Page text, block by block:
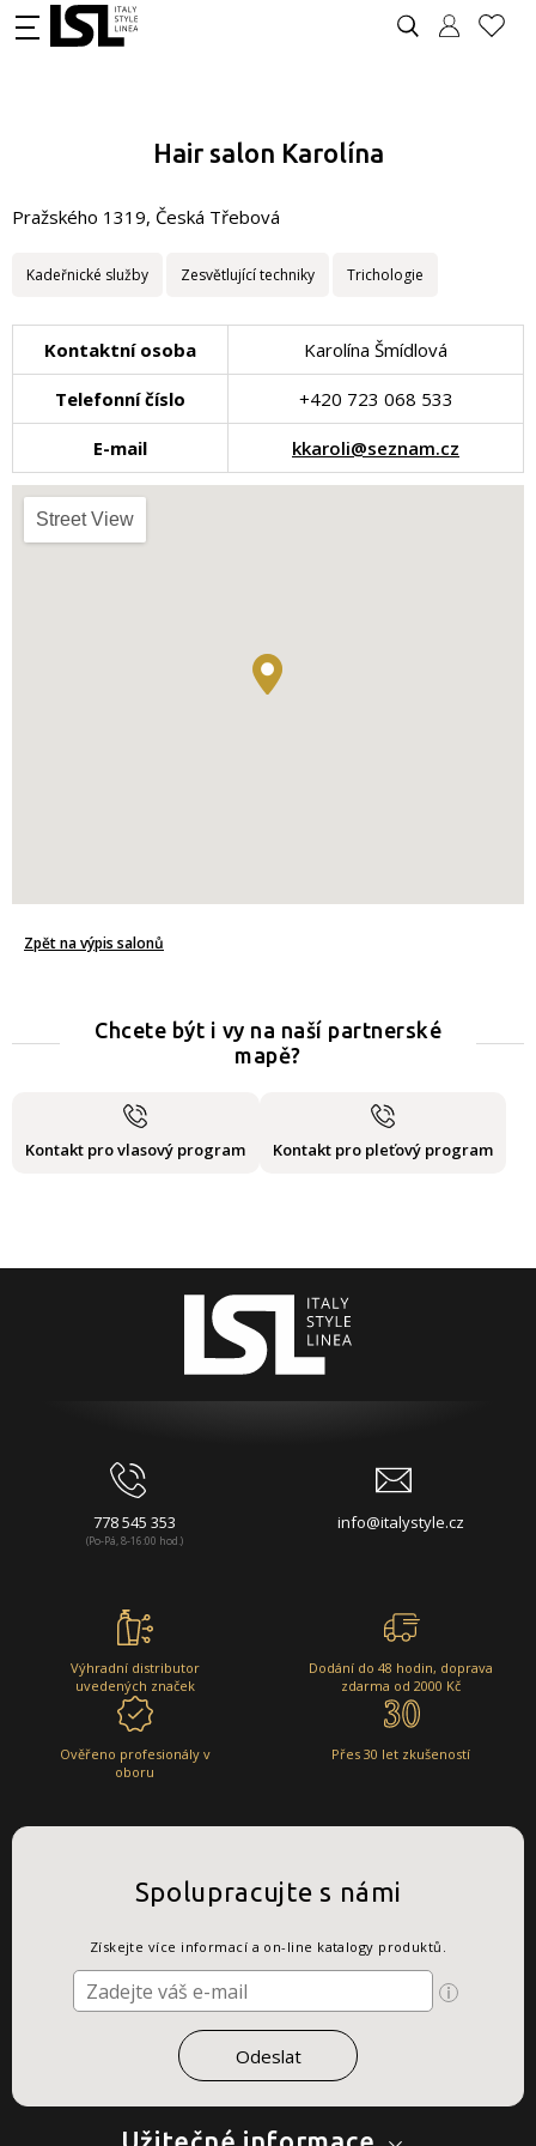
Hair salon Karolína
Pražského 1319, Česká Třebová
Kadeřnické služby Zesvětlující techniky Trichologie
Kontaktní osoba Karolína Šmídlová
Telefonní číslo +420 723 068 533
E-mail kkaroli@seznam.cz
Street View
Zpět na výpis salonů
Chcete být i vy na naší partnerské
mapě?
Kontakt pro vlasový program Kontakt pro pleťový program
778 545 353
(Po-Pá, 8-16:00 hod.)
info@italystyle.cz
Výhradní distributor
uvedených značek
Dodání do 48 hodin, doprava
zdarma od 2000 Kč
Ověřeno profesionály v
oboru
Přes 30 let zkušeností
Spolupracujte s námi
Získejte více informací a on-line katalogy produktů.